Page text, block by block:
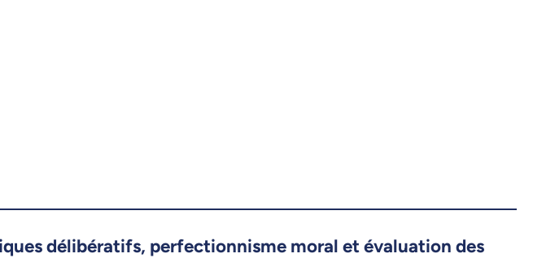
délibératifs, perfectionnisme moral et évaluation des